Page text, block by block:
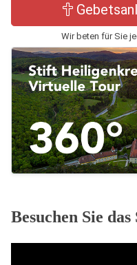
Wir beten für Sie
Besuchen Sie